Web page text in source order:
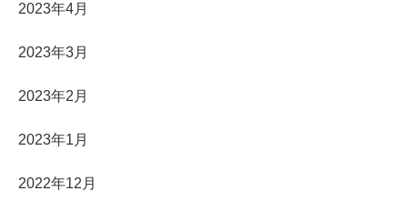
2023年4月
2023年3月
2023年2月
2023年1月
2022年12月